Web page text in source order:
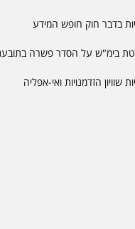
בדבר חוק חופש המידע
בימ"ש על הסדר פשרה
שוויון הזדמנויות ואי-אפליה